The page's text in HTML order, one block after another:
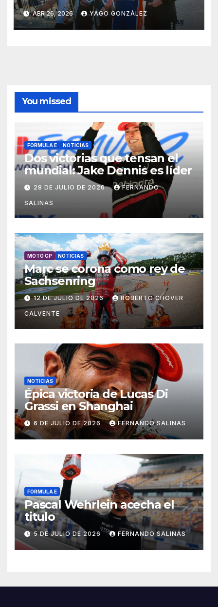
ABR 26, 2026 YAGO GONZÁLEZ
You missed
FORMULA E NOTICIAS
Dos victorias que tensan el
mundial: Jake Dennis es líder
28 DE JULIO DE 2026 FERNANDO
SALINAS
MOTO GP NOTICIAS
Marc se corona como rey de
Sachsenring
12 DE JULIO DE 2026 ROBERTO CHOVER
CALVENTE
NOTICIAS
Épica victoria de Lucas Di
Grassi en Shanghai
6 DE JULIO DE 2026 FERNANDO SALINAS
FORMULA E
Pascal Wehrlein acecha el
titulo
5 DE JULIO DE 2026 FERNANDO SALINAS